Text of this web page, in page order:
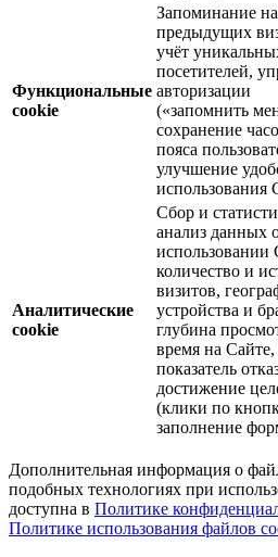
Функциональные
cookie
Запоминание
предыдущих
учёт
посетителей,
авторизации
(«запомнить
сохранение
пояса
улучшение
использования
Аналитические
cookie
Сбор и
анализ данных
использовании
количество и
визитов,
устройства и
глубина
время на Сайте,
показатель
достижение
(клики по
заполнение
Дополнительная информация о
подобных технологиях при
доступна в Политике
Политике использования файлов